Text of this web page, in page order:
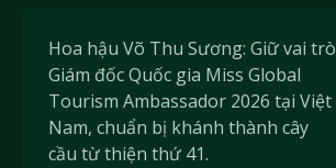
Hoa hậu Võ Thu Sương: Giữ vai trò
Giám đốc Quốc gia Miss Global
Tourism Ambassador 2026 tại Việt
Nam, chuẩn bị khánh thành cây
cầu từ thiện thứ 41.